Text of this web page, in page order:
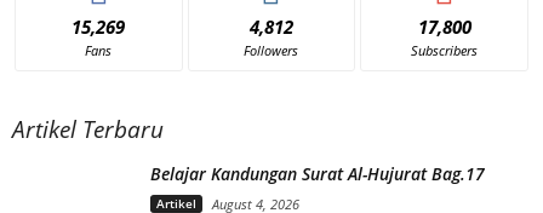
15,269
Fans
4,812
Followers
17,800
Subscribers
Artikel Terbaru
Belajar Kandungan Surat Al-Hujurat Bag.17
Artikel August 4, 2026